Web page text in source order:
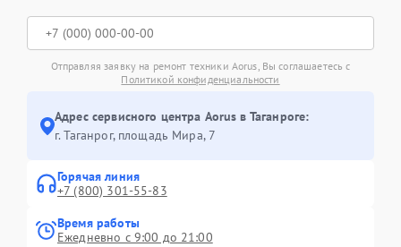
Отправляя заявку на ремонт техники Aorus, Вы соглашаетесь с
Политикой конфиденциальности
Адрес сервисного центра Aorus в Таганроге:
г. Таганрог, площадь Мира, 7
Горячая линия
+7 (800) 301-55-83
Время работы
Ежедневно с 9:00 до 21:00